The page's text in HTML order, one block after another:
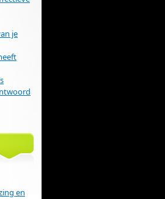
je
en